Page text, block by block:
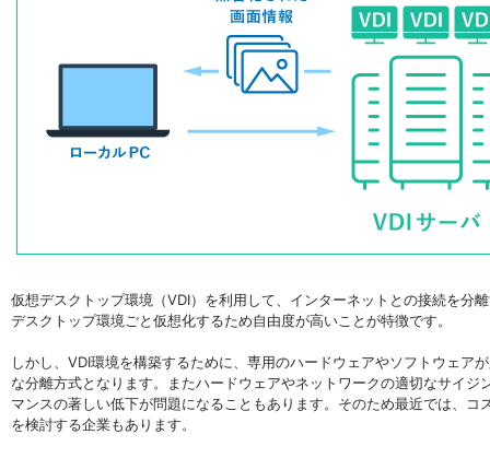
仮想デスクトップ環境（VDI）を利用して、インターネットとの接続を分
デスクトップ環境ごと仮想化するため自由度が高いことが特徴です。
しかし、VDI環境を構築するために、専用のハードウェアやソフトウェア
な分離方式となります。またハードウェアやネットワークの適切なサイ
マンスの著しい低下が問題になることもあります。そのため最近では、
を検討する企業もあります。